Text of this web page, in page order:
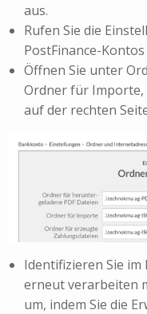
aus.
Rufen Sie die
PostFinance-
Öffnen Sie unter
Ordner für Importe,
auf der rechten
Identifizieren Sie im
erneut verarbeiten
um, indem Sie die